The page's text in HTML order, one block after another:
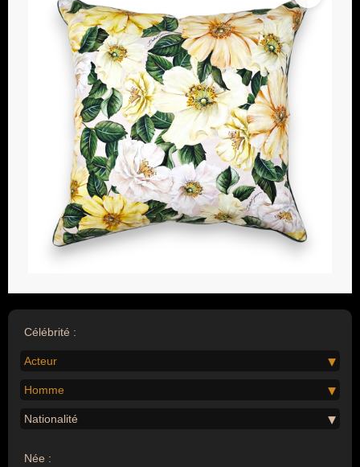
Célébrité :
Acteur
Homme
Nationalité
Née :